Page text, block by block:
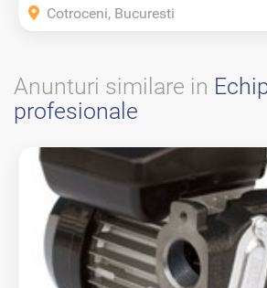
Cotroceni, Bucuresti
Anunturi similare in
profesionale